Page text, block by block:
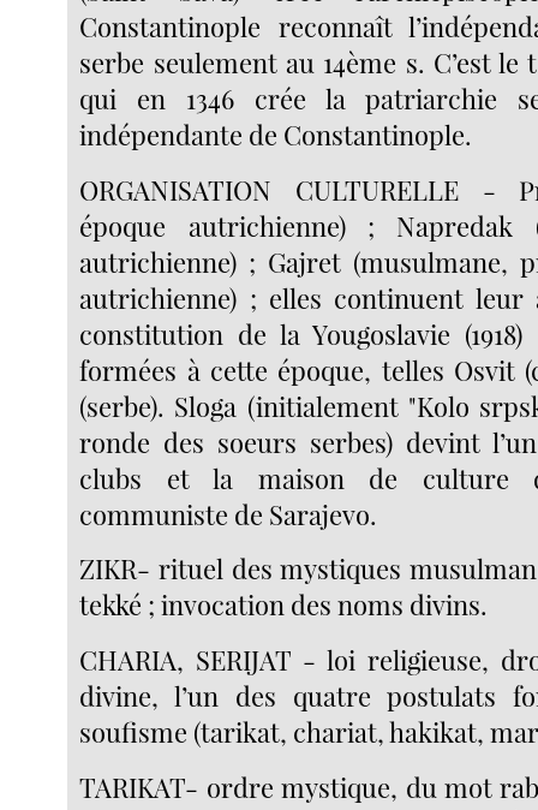
Constantinople reconnaît
serbe seulement au 14ème s. C’est
qui en 1346 crée la patriarchie
indépendante de Constantinople.
ORGANISATION CULTURELLE -
époque autrichienne) ; Napredak
autrichienne) ; Gajret (musulmane,
autrichienne) ; elles continuent leur
constitution de la Yougoslavie
formées à cette époque, telles Osvit
(serbe). Sloga (initialement "Kolo
ronde des soeurs serbes) devint
clubs et la maison de culture
communiste de Sarajevo.
ZIKR- rituel des mystiques
tekké ; invocation des noms divins.
CHARIA, SERIJAT - loi religieuse,
divine, l’un des quatre postulats
soufisme (tarikat, chariat, hakikat,
TARIKAT- ordre mystique, du mot